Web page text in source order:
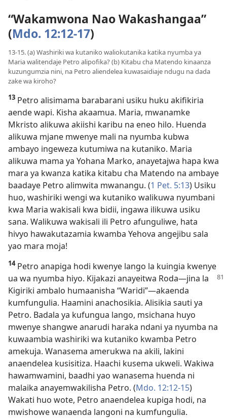
“Wakamwona Nao Wakashangaa”
(Mdo. 12:12-17)
13-15. (a) Washiriki wa kutaniko waliokutanika katika nyumba ya
Maria walitendaje Petro alipofika? (b) Kitabu cha Matendo kinaanza
kuzungumzia nini, na Petro aliendelea kuwasaidiaje ndugu na dada
zake wa kiroho?
13 Petro alisimama barabarani usiku huku akifikiria
aende wapi. Kisha akaamua. Maria, mwanamke
Mkristo alikuwa akiishi karibu na eneo hilo. Huenda
alikuwa mjane mwenye mali na nyumba kubwa
ambayo ingeweza kutumiwa na kutaniko. Maria
alikuwa mama ya Yohana Marko, anayetajwa hapa kwa
mara ya kwanza katika kitabu cha Matendo na ambaye
baadaye Petro alimwita mwanangu. (1 Pet. 5:13) Usiku
huo, washiriki wengi wa kutaniko walikuwa nyumbani
kwa Maria wakisali kwa bidii, ingawa ilikuwa usiku
sana. Walikuwa wakisali ili Petro afunguliwe, hata
hivyo hawakutazamia kwamba Yehova angejibu sala
yao mara moja!
14Petro anapiga hodi kwenye lango la kuingia kwenye
ua wa nyumba hiyo. Kijakazi anayeitwa Roda—jina la
Kigiriki ambalo humaanisha “Waridi”​—akaenda
kumfungulia. Haamini anachosikia. Alisikia sauti ya
Petro. Badala ya kufungua lango, msichana huyo
mwenye shangwe anarudi haraka ndani ya nyumba na
kuwaambia washiriki wa kutaniko kwamba Petro
amekuja. Wanasema amerukwa na akili, lakini
anaendelea kusisitiza. Haachi kusema ukweli. Wakiwa
hawamwamini, baadhi yao wanasema huenda ni
malaika anayemwakilisha Petro. (Mdo. 12:12-15)
Wakati huo wote, Petro anaendelea kupiga hodi, na
mwishowe wanaenda langoni na kumfungulia.